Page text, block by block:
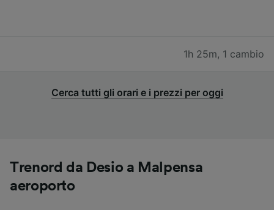
1h 25m, 1 cambio
Cerca tutti gli orari e i prezzi per oggi
Trenord da Desio a Malpensa
aeroporto